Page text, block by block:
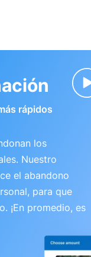
rápidos
los
Nuestro
el abandono
para que
¡En promedio, es